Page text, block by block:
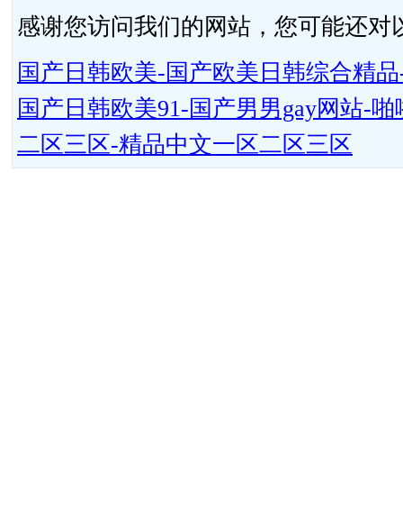
感谢您访问我们的网站，您可能还对
国产日韩欧美-国产欧美日韩综合精
国产日韩欧美91-国产男男gay网站-
二区三区-精品中文一区二区三区